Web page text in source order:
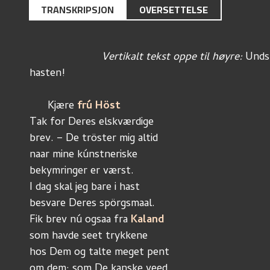
TRANSKRIPSJON OVERSETTELSE
Vertikalt tekst oppe til høyre:
hasten!
      Kjære
frú Höst
Tak for Deres elskværdige
brev. – De tröster mig altid
naar mine kúnstneriske
bekymringer er værst.
I dag skal jeg bare i hast
besvare Deres spörgsmaal.
Fik brev nú ogsaa fra Kaland
som havde seet trykkene
hos Dem og talte meget pent